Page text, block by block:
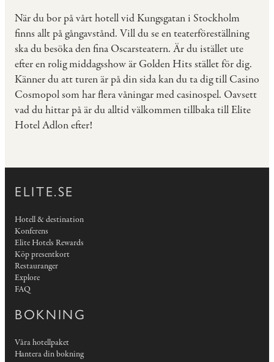
När du bor på vårt hotell vid Kungsgatan i Stockholm
finns allt på gångavstånd. Vill du se en teaterföreställning
ska du besöka den fina Oscarsteatern. Är du istället ute
efter en rolig middagsshow är Golden Hits stället för dig.
Känner du att turen är på din sida kan du ta dig till Casino
Cosmopol som har flera våningar med casinospel. Oavsett
vad du hittar på är du alltid välkommen tillbaka till Elite
Hotel Adlon efter!
ELITE.SE
Hotell & destination
Konferens
Elite Hotels Rewards
Köp presentkort
Restauranger
Explore
FAQ
BOKNING
Våra hotellpaket
Hantera din bokning